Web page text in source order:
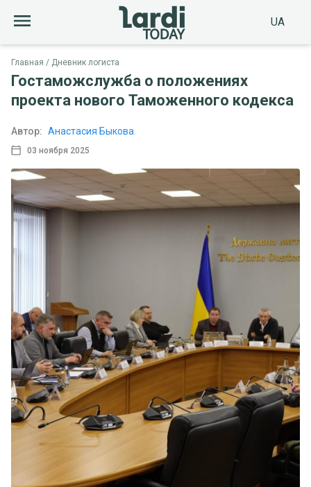
UA
Главная Дневник логиста
Гостаможслужба о положениях
проекта нового Таможенного кодекса
03 ноября 2025
Автор: Анастасия Быкова